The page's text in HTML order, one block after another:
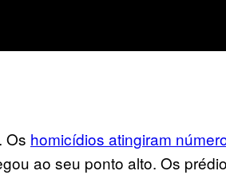
Os homicídios atingiram
ao seu ponto alto. Os